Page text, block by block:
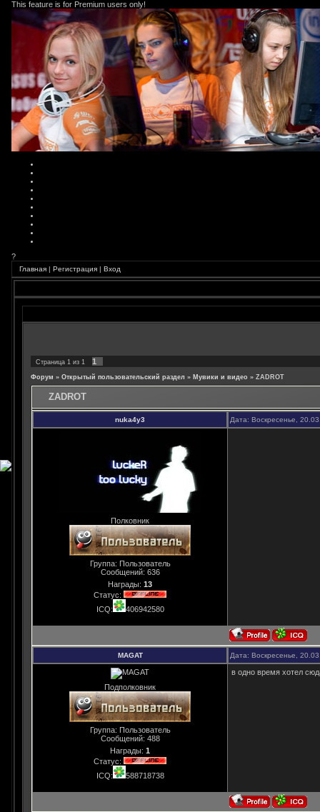
This feature is for Premium users only!
?
Главная | Регистрация | Вход
Страница 1 из 1 1
Форум » Открытый пользовательский раздел » Мувики и видео » ZADROT
ZADROT
nuka4y3 Дата: Воскресенье,
Полковник
Группа: Пользователь
Сообщений: 636
Награды: 13
Статус:
ICQ:
406942580
MAGAT Дата: Воскресенье,
Подполковник
Группа: Пользователь
Сообщений: 488
Награды: 1
Статус:
ICQ:
588718738
в одно время хотел